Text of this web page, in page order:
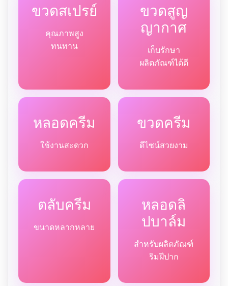
ขวดสเปรย์
คุณภาพสูง
ทนทาน
ขวดสูญ
ญากาศ
เก็บรักษา
ผลิตภัณฑ์ได้ดี
หลอดครีม
ใช้งานสะดวก
ขวดครีม
ดีไซน์สวยงาม
ตลับครีม
ขนาดหลากหลาย
หลอดลิ
ปบาล์ม
สำหรับผลิตภัณฑ์
ริมฝีปาก